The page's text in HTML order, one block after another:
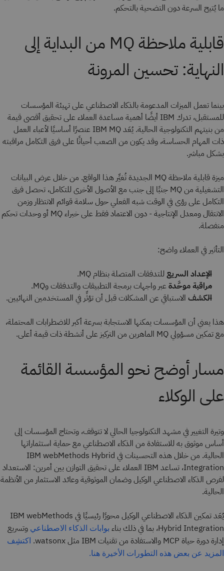
ما يُتيح السرعة دون التضحية بالتحكم.
قابلية ملاحظة MQ من البداية إلى
النهاية: تحسين المرونة
بينما تعمل الميزات المدعومة بالذكاء الاصطناعي على تهيئة المؤسسات
للمستقبل، تدرك IBM أيضًا أهمية مساعدة العملاء على تحقيق أقصى قيمة
من بنيتهم التكنولوجية الحالية. يُعَد IBM MQ عنصرًا أساسيًا لأعباء العمل
ذات المهام الحساسة، وقد يكون من الصعب أحيانًا على فرق التكامل مراقبته
بشكل مباشر.
ميزة قابلية ملاحظة MQ الجديدة تُغيِّر هذا الواقع. من خلال عرض البيانات
التشغيلية من MQ جنبًا إلى جنب مع الأصول الأخرى للتكامل، تحصل فرق
التكامل على رؤى في الوقت شبه الفعلي حول سلامة قوائم الانتظار وزمن
الانتقال ومعدل الإنتاجية - دون الاعتماد فقط على خبراء MQ أو وحدات تحكم
منفصلة.
التأثير في العملاء واضح:
الإعداد السريع للتدفقات المتصلة بنظام MQ.
مراقبة موحَّدة عبر واجهات برمجة التطبيقات والتدفقات وMQ.
الكشف الاستباقي عن المشكلات قبل أن تؤثِّر في المستخدمين النهائيين.
هذا يعني أن المؤسسات يمكنها الاستجابة بسرعة أكبر للاضطرابات المحتملة،
مع تمكين مسؤولي MQ الماهرين من التركيز على أنشطة ذات قيمة أعلى.
مسار أوضح نحو المؤسسة القائمة
على الوكلاء
وتيرة التغيير في مشهد التكنولوجيا الحالي لا تتوقف، وتحتاج المؤسسات إلى
أساس موثوق به للاستفادة من الذكاء الاصطناعي مع حماية استثماراتها
الحالية. من خلال هذه التحسينات في IBM webMethods Hybrid
Integration، تساعد IBM العملاء على تحقيق التوازن بين أمرين: الاستعداد
لفرص الذكاء الاصطناعي الوكيل وضمان الموثوقية وعائد الاستثمار من الأنظمة
الحالية.
يُعَد تمكين الذكاء الاصطناعي الوكيل محورًا رئيسيًا في IBM webMethods
Hybrid Integration، بما في ذلك بناء
بوابات الذكاء الاصطناعي وتسريع
إدارة دورة حياة MCP والاستفادة من تقنيات IBM مثل watsonx.
اكتشِف
المزيد عن بعض هذه التطورات الأخيرة هنا.